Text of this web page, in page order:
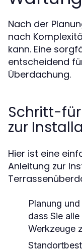
Nach der
nach
kann. Eine
entscheidend
Überdachung.
Schritt-
zur
Hier ist eine
Anleitung zur
Planung
dass Sie
Werkzeuge